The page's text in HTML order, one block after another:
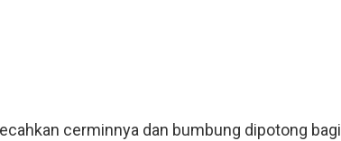
cerminnya dan bumbung dipotong bagi